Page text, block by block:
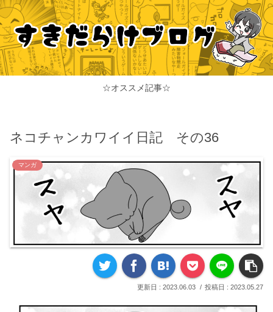
☆オススメ記事☆
ネコチャンカワイイ日記 その36
マンガ
2023.06.03 2023.05.27